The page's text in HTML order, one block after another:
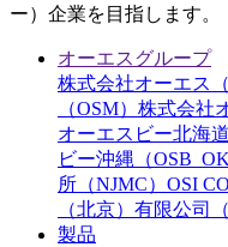
ー）企業を目指します。
オーエスグループ
株式会社オーエス（
（OSM） 株式会社
オーエスビー北海
ビー沖縄（
所（NJMC） OSI
（北京）有限公司（
製品